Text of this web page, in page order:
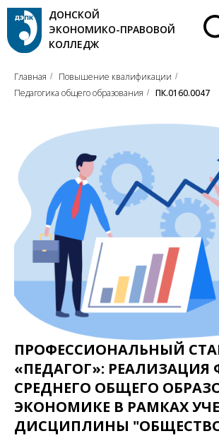
ДОНСКОЙ
ЭКОНОМИКО-ПРАВОВОЙ
КОЛЛЕДЖ
Главная / Повышение квалификации /
Педагогика общего образования / ПК.0160.0047
ПРОФЕССИОНАЛЬНЫЙ
«ПЕДАГОГ»: РЕАЛИЗАЦИЯ
СРЕДНЕГО ОБЩЕГО
ЭКОНОМИКЕ В РАМКАХ
ДИСЦИПЛИНЫ